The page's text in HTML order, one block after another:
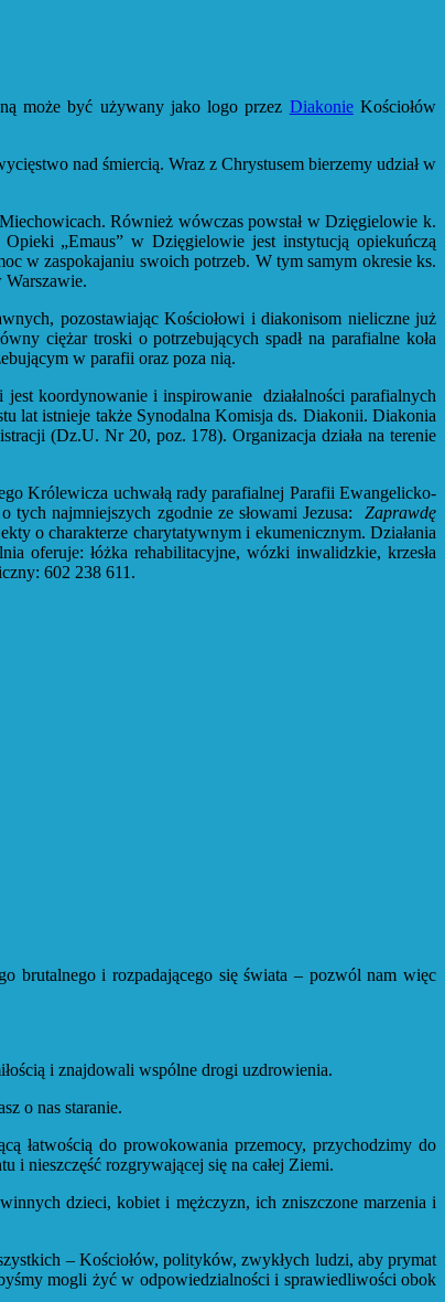
może być używany jako logo przez DiakonieKościołów
nad śmiercią. Wraz z Chrystusem bierzemy udział w
Również wówczas powstał w Dzięgielowie k.
„Emaus” w Dzięgielowie jest instytucją opiekuńczą
w zaspokajaniu swoich potrzeb. W tym samym okresie ks.
Warszawie.
pozostawiając Kościołowi i diakonisom nieliczne już
ciężar troski o potrzebujących spadł na parafialne koła
w parafii oraz poza nią.
koordynowanie i inspirowanie działalności parafialnych
lat istnieje także Synodalna Komisja ds. Diakonii. Diakonia
(Dz.U. Nr 20, poz. 178). Organizacja działa na terenie
Królewicza uchwałą rady parafialnej Parafii Ewangelicko-
najmniejszych zgodnie ze słowami Jezusa: Zaprawdę
o charakterze charytatywnym i ekumenicznym. Działania
oferuje: łóżka rehabilitacyjne, wózki inwalidzkie, krzesła
602 238 611.
brutalnego i rozpadającego się świata – pozwól nam więc
i znajdowali wspólne drogi uzdrowienia.
o nas staranie.
łatwością do prowokowania przemocy, przychodzimy do
nieszczęść rozgrywającej się na całej Ziemi.
dzieci, kobiet i mężczyzn, ich zniszczone marzenia i
– Kościołów, polityków, zwykłych ludzi, aby prymat
mogli żyć w odpowiedzialności i sprawiedliwości obok